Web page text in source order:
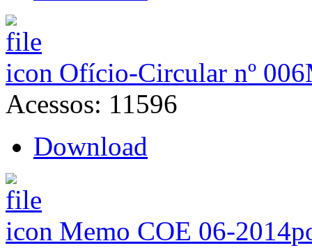
Ofício-Circular nº
Acessos: 11596
Download
Memo COE 06-2014